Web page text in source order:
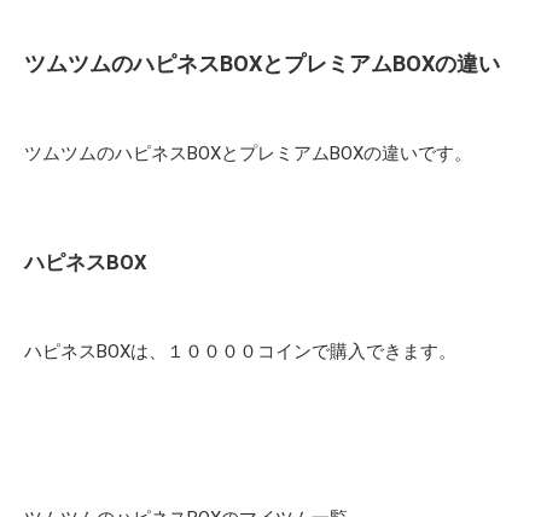
ツムツムのハピネスBOXとプレミアムBOXの違い
ツムツムのハピネスBOXとプレミアムBOXの違いです。
ハピネスBOX
ハピネスBOXは、１００００コインで購入できます。